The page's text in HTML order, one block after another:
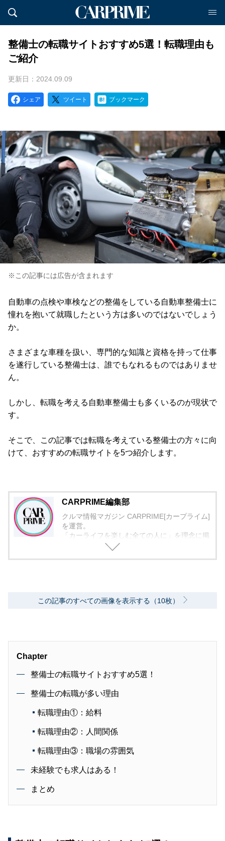
整備士の転職サイトおすすめ5選！転職理由も
ご紹介
更新日：2024.09.09
シェア ツイート ブックマーク
※この記事には広告が含まれます
自動車の点検や車検などの整備をしている自動車整備士に
憧れを抱いて就職したという方は多いのではないでしょう
か。
さまざまな車種を扱い、専門的な知識と資格を持って仕事
を遂行している整備士は、誰でもなれるものではありませ
ん。
しかし、転職を考える自動車整備士も多くいるのが現状で
す。
そこで、この記事では転職を考えている整備士の方々に向
けて、おすすめの転職サイトを5つ紹介します。
CARPRIME編集部
クルマ情報マガジン CARPRIME[カープライム]
を運営。
「カーライフを楽しむ全ての人に」を理念に掲
げ、編集に取り組んでいます。
この記事のすべての画像を表示する（10枚）
Chapter
整備士の転職サイトおすすめ5選！
整備士の転職が多い理由
転職理由①：給料
転職理由②：人間関係
転職理由③：職場の雰囲気
未経験でも求人はある！
まとめ